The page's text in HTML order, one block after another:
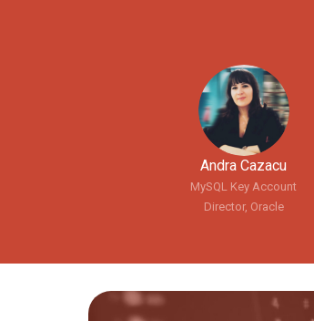
Andra Cazacu
MySQL Key Account
Director, Oracle